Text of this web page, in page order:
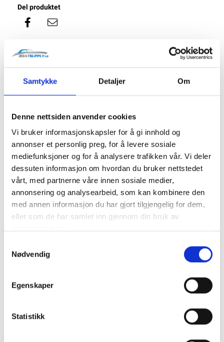
Samtykke Detaljer Om
Denne nettsiden anvender cookies
Vi bruker informasjonskapsler for å gi innhold og
annonser et personlig preg, for å levere sosiale
mediefunksjoner og for å analysere trafikken vår. Vi deler
dessuten informasjon om hvordan du bruker nettstedet
vårt, med partnerne våre innen sosiale medier,
annonsering og analysearbeid, som kan kombinere den
med annen informasjon du har gjort tilgjengelig for dem,
eller som de har samlet inn gjennom din bruk av
Nødvendig
Egenskaper
Statistikk
Del produktet
Beskrivelse
Produktet mangler beskrivelse
Spesifikasjon
Størrelse 30x70x30 mm